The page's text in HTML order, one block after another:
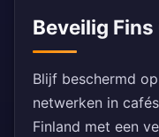
Beveilig
Blijf beschermd
netwerken in
Finland met een